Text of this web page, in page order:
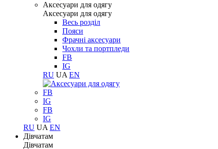
Aксесуари для одягу
Aксесуари для одягу
Весь розділ
Пояси
Фрачні аксесуари
Чохли та портпледи
FB
IG
RU UA EN
FB
IG
FB
IG
RU UA EN
Дівчатам
Дівчатам